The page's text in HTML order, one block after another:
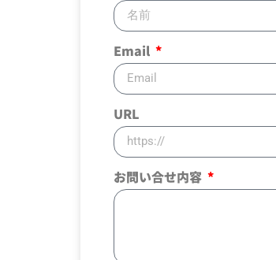
Email
URL
お問い合せ内容